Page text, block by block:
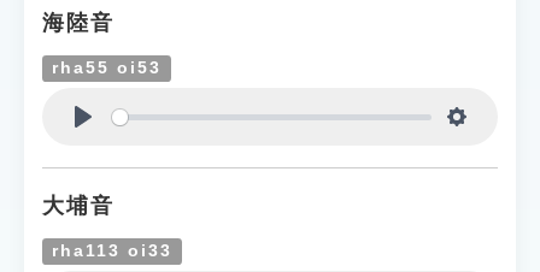
海陸音
rha55 oi53
大埔音
rha113 oi33